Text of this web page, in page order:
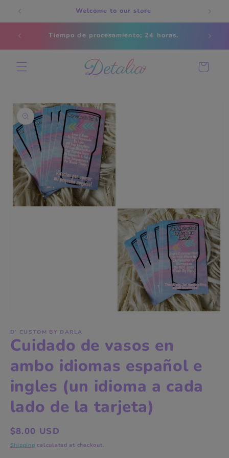
Skip to
content
Welcome to our store
Tiempo de procesamiento; 24 horas.
Cart
Skip to
product
information
1
in
modal
D' CUSTOM BY DARLA
Cuidado de vasos en
ambo idiomas español e
ingles (un idioma a cada
lado de la tarjeta)
Regular
price
$8.00 USD
Shipping calculated at checkout.